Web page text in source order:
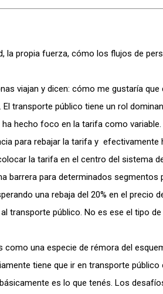
la propia fuerza, cómo los flujos de
viajan y dicen: cómo me gustaría
transporte público tiene un rol
hecho foco en la tarifa como
para rebajar la tarifa y
la tarifa en el centro del sistema
barrera para determinados segmentos
una rebaja del 20% en el precio
transporte público. No es ese el tipo
una especie de rémora del
tiene que ir en transporte
es lo que tenés. Los